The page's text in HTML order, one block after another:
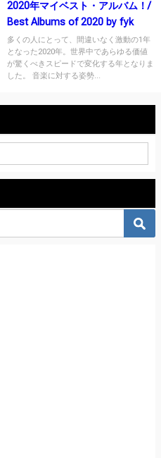
2020年マイベスト・アルバム！/
Best Albums of 2020 by fyk
多くの人にとって、間違いなく激動の1年
となった2020年。世界中であらゆる価値
が驚くべきスピードで変化する年となりま
した。 音楽に対する姿勢...